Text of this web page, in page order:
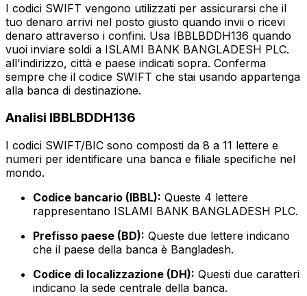
I codici SWIFT vengono utilizzati per assicurarsi che il
tuo denaro arrivi nel posto giusto quando invii o ricevi
denaro attraverso i confini. Usa IBBLBDDH136 quando
vuoi inviare soldi a ISLAMI BANK BANGLADESH PLC.
all'indirizzo, città e paese indicati sopra. Conferma
sempre che il codice SWIFT che stai usando appartenga
alla banca di destinazione.
Analisi IBBLBDDH136
I codici SWIFT/BIC sono composti da 8 a 11 lettere e
numeri per identificare una banca e filiale specifiche nel
mondo.
Codice bancario (IBBL): Queste 4 lettere
rappresentano ISLAMI BANK BANGLADESH PLC.
Prefisso paese (BD): Queste due lettere indicano
che il paese della banca è Bangladesh.
Codice di localizzazione (DH): Questi due caratteri
indicano la sede centrale della banca.